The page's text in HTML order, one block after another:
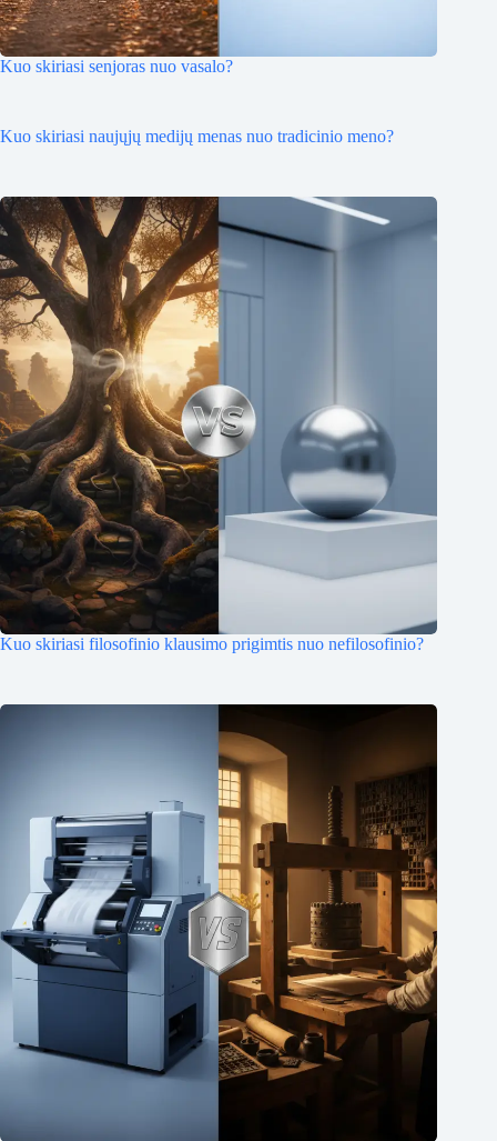
Kuo skiriasi senjoras nuo vasalo?
Kuo skiriasi naujųjų medijų menas nuo tradicinio meno?
Kuo skiriasi filosofinio klausimo prigimtis nuo nefilosofinio?